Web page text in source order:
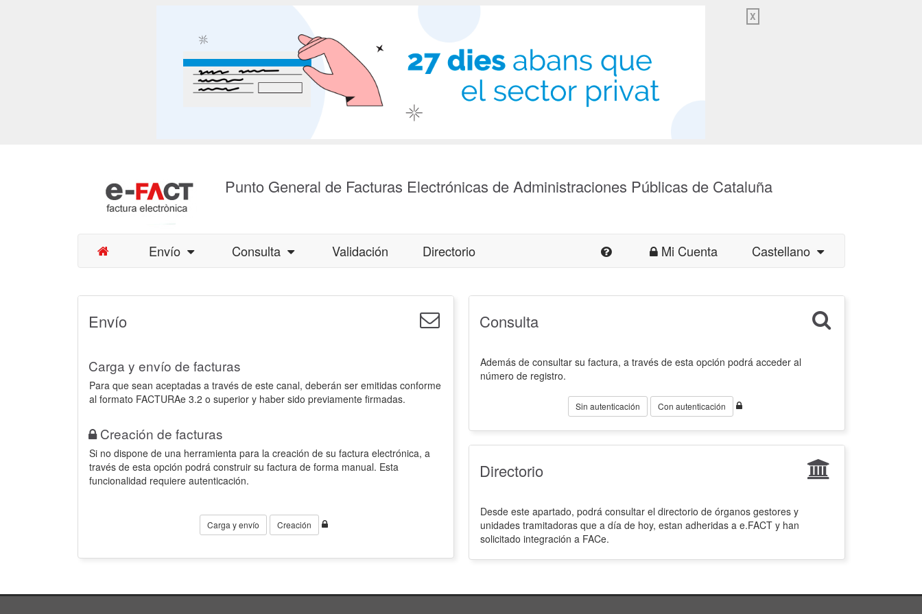
X
Punto General de Facturas Electrónicas de Administraciones Públicas de Cataluña
Envío Consulta Validación Directorio Mi Cuenta Castellano
Envío
Carga y envío de facturas
Para que sean aceptadas a través de este canal, deberán ser emitidas conforme
al formato FACTURAe 3.2 o superior y haber sido previamente firmadas.
Creación de facturas
Si no dispone de una herramienta para la creación de su factura electrónica, a
través de esta opción podrá construir su factura de forma manual. Esta
funcionalidad requiere autenticación.
Carga y envío Creación
Consulta
Además de consultar su factura, a través de esta opción podrá acceder al
número de registro.
Sin autenticación Con autenticación
Directorio
Desde este apartado, podrá consultar el directorio de órganos gestores y
unidades tramitadoras que a día de hoy, estan adheridas a e.FACT y han
solicitado integración a FACe.